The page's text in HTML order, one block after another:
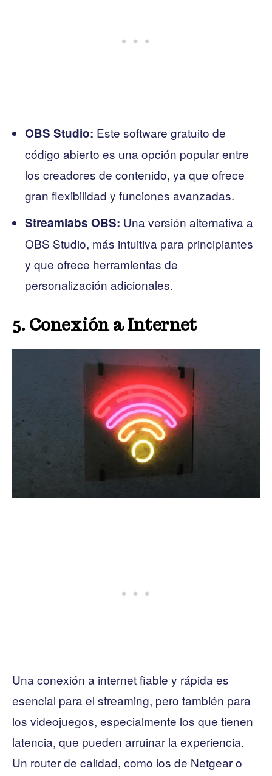
OBS Studio: Este software gratuito de
código abierto es una opción popular entre
los creadores de contenido, ya que ofrece
gran flexibilidad y funciones avanzadas.
Streamlabs OBS: Una versión alternativa a
OBS Studio, más intuitiva para principiantes
y que ofrece herramientas de
personalización adicionales.
5. Conexión a Internet
Una conexión a internet fiable y rápida es
esencial para el streaming, pero también para
los videojuegos, especialmente los que tienen
latencia, que pueden arruinar la experiencia.
Un router de calidad, como los de Netgear o